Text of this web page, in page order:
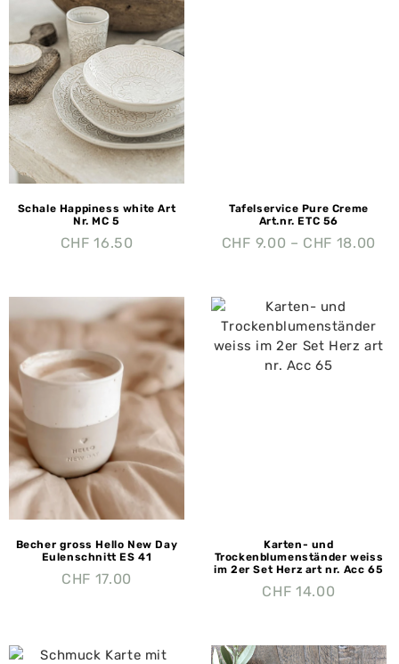
Schale Happiness white Art
Nr. MC 5
CHF 16.50
Tafelservice Pure Creme
Art.nr. ETC 56
CHF 9.00 – CHF 18.00
Becher gross Hello New Day
Eulenschnitt ES 41
CHF 17.00
Karten- und
Trockenblumenständer weiss
im 2er Set Herz art nr. Acc 65
CHF 14.00